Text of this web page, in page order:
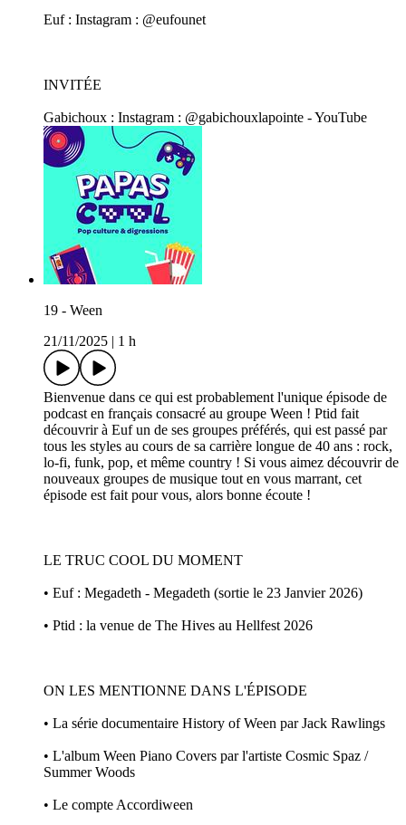
Euf : Instagram : @eufounet
INVITÉE
Gabichoux : Instagram : @gabichouxlapointe - YouTube
19 - Ween
21/11/2025
1 h
Bienvenue dans ce qui est probablement l'unique épisode de
podcast en français consacré au groupe Ween ! Ptid fait
découvrir à Euf un de ses groupes préférés, qui est passé par
tous les styles au cours de sa carrière longue de 40 ans : rock,
lo-fi, funk, pop, et même country ! Si vous aimez découvrir de
nouveaux groupes de musique tout en vous marrant, cet
épisode est fait pour vous, alors bonne écoute !
LE TRUC COOL DU MOMENT
• Euf : Megadeth - Megadeth (sortie le 23 Janvier 2026)
• Ptid : la venue de The Hives au Hellfest 2026
ON LES MENTIONNE DANS L'ÉPISODE
• La série documentaire History of Ween par Jack Rawlings
• L'album Ween Piano Covers par l'artiste Cosmic Spaz /
Summer Woods
• Le compte Accordiween